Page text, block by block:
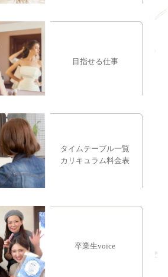
目指せる仕事
タイムテーブル一覧
カリキュラム料金表
卒業生voice